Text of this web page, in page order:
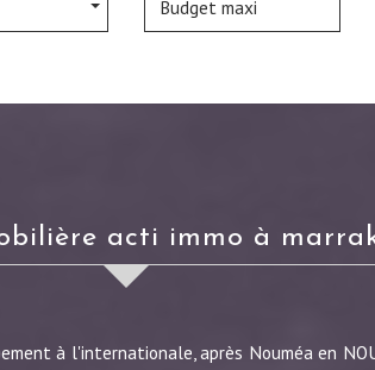
acti immo à
à l'internationale, après Nouméa en